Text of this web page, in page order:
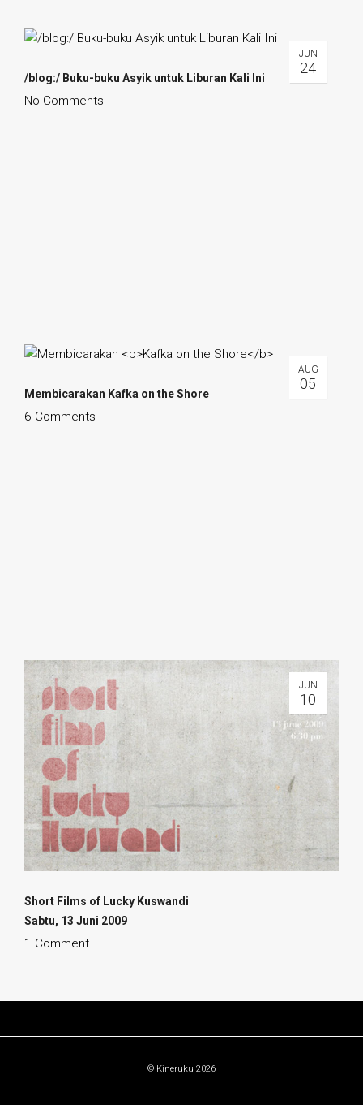
JUN
24
/blog:/ Buku-buku Asyik untuk Liburan Kali Ini
No Comments
AUG
05
Membicarakan Kafka on the Shore
6 Comments
JUN
10
Short Films of Lucky Kuswandi
Sabtu, 13 Juni 2009
1 Comment
© Kineruku 2026